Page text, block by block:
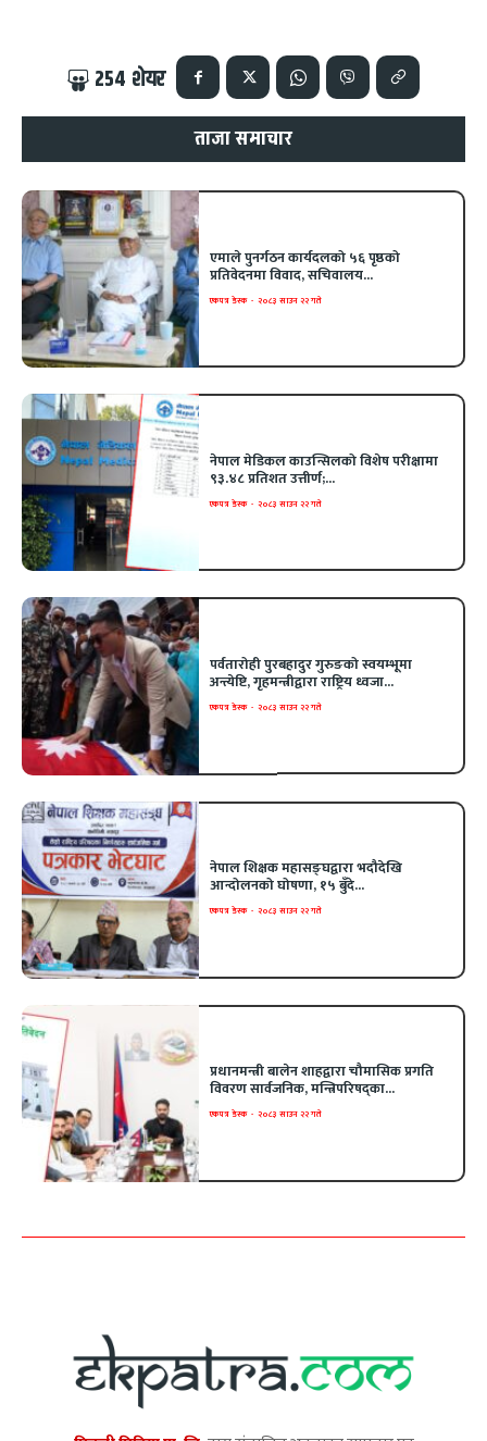
254 शेयर
ताजा समाचार
एमाले पुनर्गठन कार्यदलको ५६ पृष्ठको
प्रतिवेदनमा विवाद, सचिवालय...
एकपत्र डेस्क - २०८३ साउन २२ गते
नेपाल मेडिकल काउन्सिलको विशेष परीक्षामा
९३.४८ प्रतिशत उत्तीर्ण;...
एकपत्र डेस्क - २०८३ साउन २२ गते
पर्वतारोही पुरबहादुर गुरुङको स्वयम्भूमा
अन्त्येष्टि, गृहमन्त्रीद्वारा राष्ट्रिय ध्वजा...
एकपत्र डेस्क - २०८३ साउन २२ गते
नेपाल शिक्षक महासङ्घद्वारा भदौदेखि
आन्दोलनको घोषणा, १५ बुँदे...
एकपत्र डेस्क - २०८३ साउन २२ गते
प्रधानमन्त्री बालेन शाहद्वारा चौमासिक प्रगति
विवरण सार्वजनिक, मन्त्रिपरिषद्का...
एकपत्र डेस्क - २०८३ साउन २२ गते